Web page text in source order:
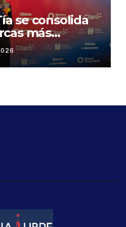
se consolida
más
Ecuador